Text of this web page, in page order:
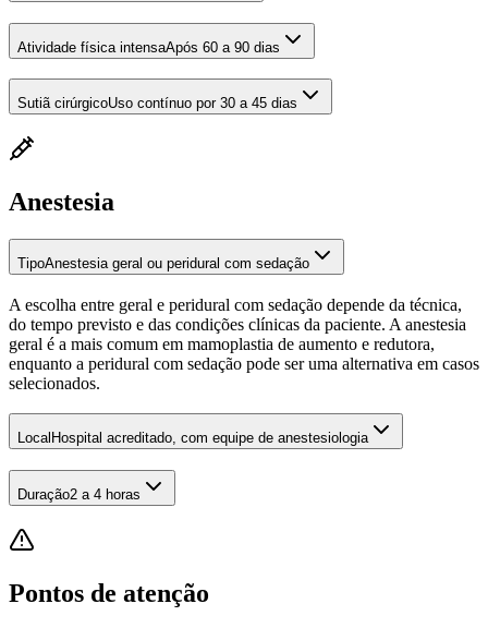
Atividade física intensaApós 60 a 90 dias
Sutiã cirúrgicoUso contínuo por 30 a 45 dias
Anestesia
TipoAnestesia geral ou peridural com sedação
A escolha entre geral e peridural com sedação depende da técnica,
do tempo previsto e das condições clínicas da paciente. A anestesia
geral é a mais comum em mamoplastia de aumento e redutora,
enquanto a peridural com sedação pode ser uma alternativa em casos
selecionados.
Local Hospital acreditado, com equipe de anestesiologia
Duração2 a 4 horas
Pontos de atenção